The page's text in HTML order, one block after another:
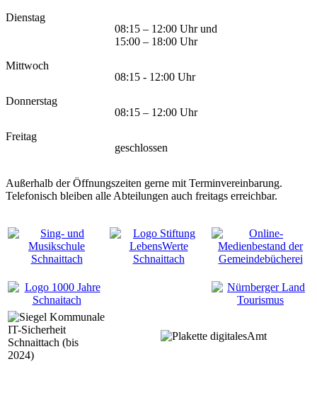
Dienstag
08:15 – 12:00 Uhr und
15:00 – 18:00 Uhr
Mittwoch
08:15 - 12:00 Uhr
Donnerstag
08:15 – 12:00 Uhr
Freitag
geschlossen
Außerhalb der Öffnungszeiten gerne mit Terminvereinbarung.
Telefonisch bleiben alle Abteilungen auch freitags erreichbar.